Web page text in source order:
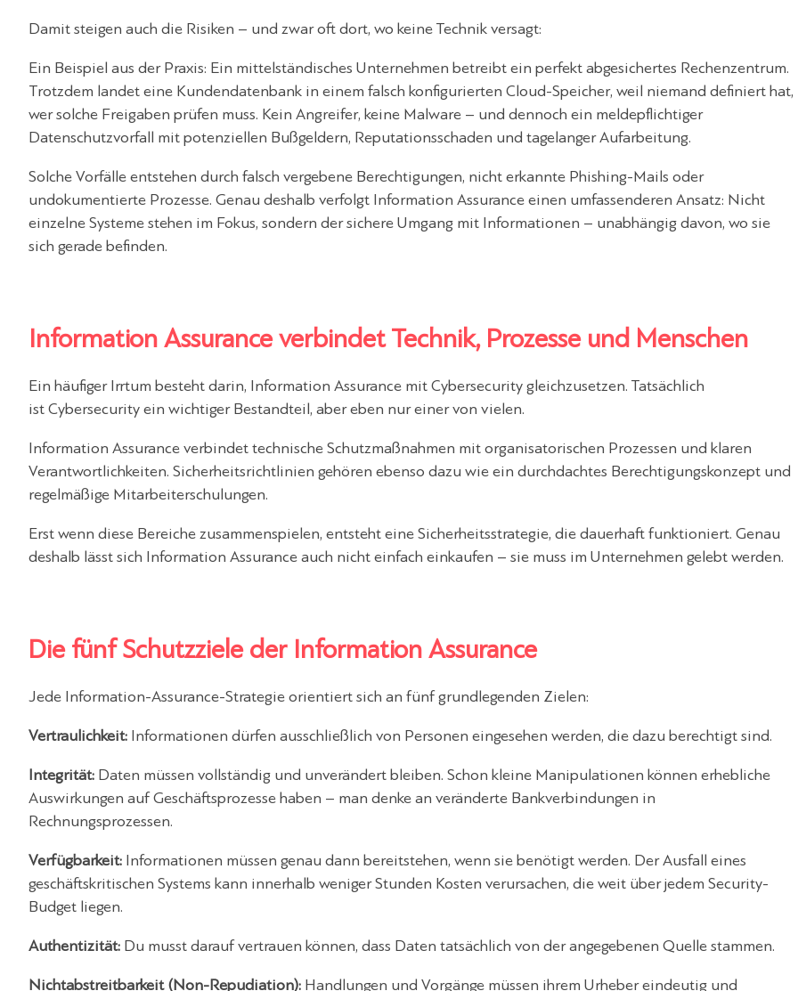
Damit steigen auch die Risiken – und zwar oft dort, wo keine Technik versagt:
Ein Beispiel aus der Praxis: Ein mittelständisches Unternehmen betreibt ein perfekt abgesichertes Rechenzentrum.
Trotzdem landet eine Kundendatenbank in einem falsch konfigurierten Cloud-Speicher, weil niemand definiert hat,
wer solche Freigaben prüfen muss. Kein Angreifer, keine Malware – und dennoch ein meldepflichtiger
Datenschutzvorfall mit potenziellen Bußgeldern, Reputationsschaden und tagelanger Aufarbeitung.
Solche Vorfälle entstehen durch falsch vergebene Berechtigungen, nicht erkannte Phishing-Mails oder
undokumentierte Prozesse. Genau deshalb verfolgt Information Assurance einen umfassenderen Ansatz: Nicht
einzelne Systeme stehen im Fokus, sondern der sichere Umgang mit Informationen – unabhängig davon, wo sie
sich gerade befinden.
Information Assurance verbindet Technik, Prozesse und Menschen
Ein häufiger Irrtum besteht darin, Information Assurance mit Cybersecurity gleichzusetzen. Tatsächlich
ist Cybersecurity ein wichtiger Bestandteil, aber eben nur einer von vielen.
Information Assurance verbindet technische Schutzmaßnahmen mit organisatorischen Prozessen und klaren
Verantwortlichkeiten. Sicherheitsrichtlinien gehören ebenso dazu wie ein durchdachtes Berechtigungskonzept und
regelmäßige Mitarbeiterschulungen.
Erst wenn diese Bereiche zusammenspielen, entsteht eine Sicherheitsstrategie, die dauerhaft funktioniert. Genau
deshalb lässt sich Information Assurance auch nicht einfach einkaufen – sie muss im Unternehmen gelebt werden.
Die fünf Schutzziele der Information Assurance
Jede Information-Assurance-Strategie orientiert sich an fünf grundlegenden Zielen:
Vertraulichkeit: Informationen dürfen ausschließlich von Personen eingesehen werden, die dazu berechtigt sind.
Integrität: Daten müssen vollständig und unverändert bleiben. Schon kleine Manipulationen können erhebliche
Auswirkungen auf Geschäftsprozesse haben – man denke an veränderte Bankverbindungen in
Rechnungsprozessen.
Verfügbarkeit: Informationen müssen genau dann bereitstehen, wenn sie benötigt werden. Der Ausfall eines
geschäftskritischen Systems kann innerhalb weniger Stunden Kosten verursachen, die weit über jedem Security-
Budget liegen.
Authentizität: Du musst darauf vertrauen können, dass Daten tatsächlich von der angegebenen Quelle stammen.
Nichtabstreitbarkeit (Non-Repudiation): Handlungen und Vorgänge müssen ihrem Urheber eindeutig und